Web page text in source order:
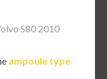
S80 2010
ampoule type